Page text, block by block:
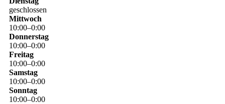
geschlossen
Mittwoch
10:00–0:00
Donnerstag
10:00–0:00
Freitag
10:00–0:00
Samstag
10:00–0:00
Sonntag
10:00–0:00